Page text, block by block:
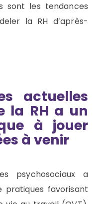
sont les tendances
la RH d’après-
actuelles
la RH a un
à jouer
à venir
psychosociaux a
pratiques favorisant